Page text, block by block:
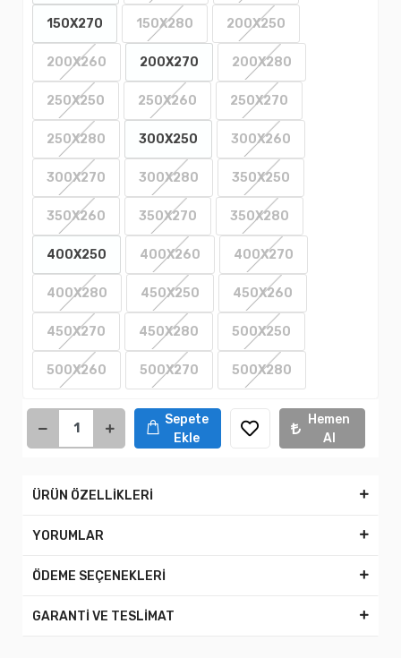
150X270 150X280 200X250
200X260 200X270 200X280
250X250 250X260 250X270
250X280 300X250 300X260
300X270 300X280 350X250
350X260 350X270 350X280
400X250 400X260 400X270
400X280 450X250 450X260
450X270 450X280 500X250
500X260 500X270 500X280
Sepete
Ekle
Hemen
Al
ÜRÜN ÖZELLİKLERİ
YORUMLAR
ÖDEME SEÇENEKLERİ
GARANTİ VE TESLİMAT